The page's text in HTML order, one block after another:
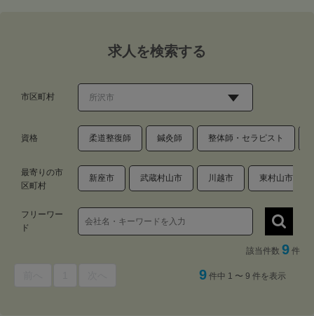
求人を検索する
市区町村
資格 柔道整復師 鍼灸師 整体師・セラピスト
最寄りの市
区町村
新座市 武蔵村山市 川越市 東村山市
フリーワー
ド
該当件数 9 件
9 件中 1 〜 9 件を表示